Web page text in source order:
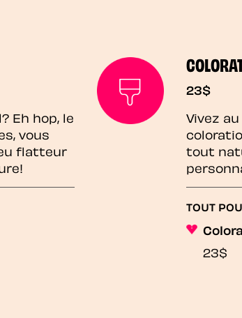
Eh hop, le
vous
flatteur
23$
Vivez
tout
TOUT
23$